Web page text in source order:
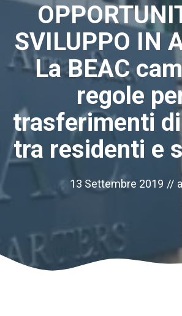
SVILUPPO IN
La BEAC
regole
trasferimenti
tra residenti e
13 Settembre 2019 //